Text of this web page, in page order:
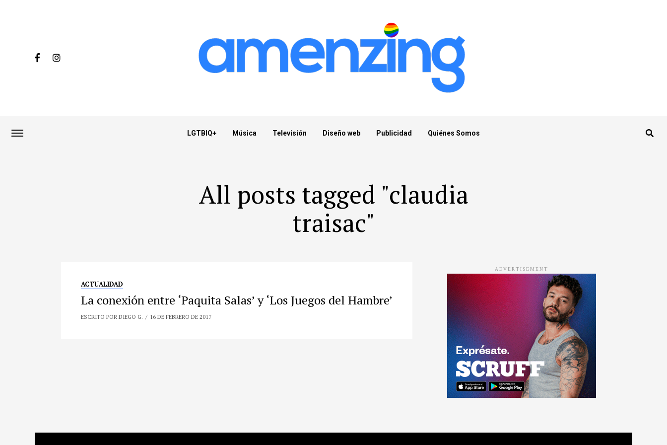
LGTBIQ+ Música Televisión Diseño web Publicidad Quiénes Somos
All posts tagged "claudia
traisac"
ACTUALIDAD
La conexión entre ‘Paquita Salas’ y ‘Los Juegos del Hambre’
ESCRITO POR DIEGO G. 16 DE FEBRERO DE 2017
ADVERTISEMENT